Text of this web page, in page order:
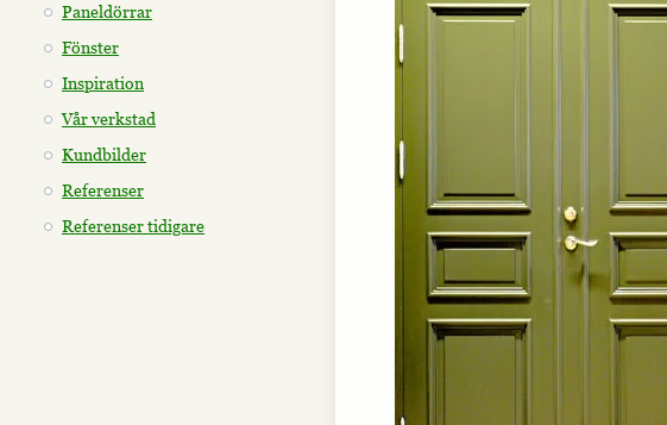
Paneldörrar
Fönster
Inspiration
Vår verkstad
Kundbilder
Referenser
Referenser tidigare